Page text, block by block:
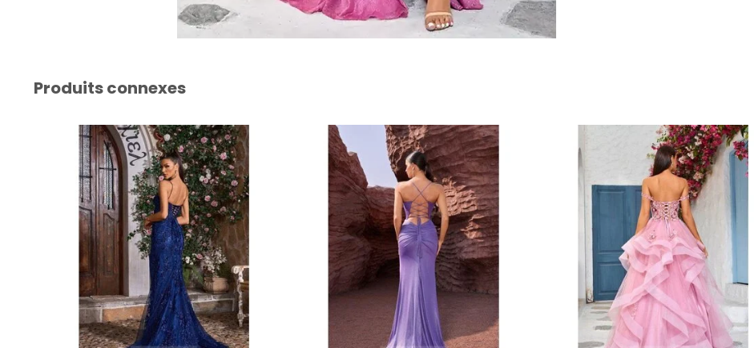
Produits connexes